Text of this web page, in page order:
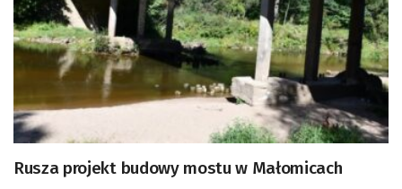
Rusza projekt budowy mostu w Małomicach